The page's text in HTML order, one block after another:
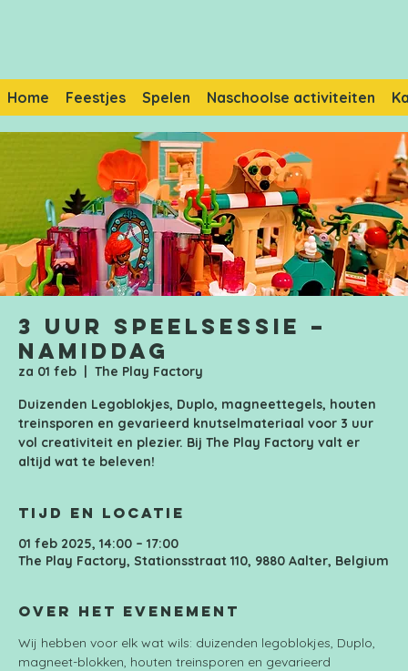
Home Feestjes Spelen Naschoolse activiteiten
3 uur speelsessie –
Namiddag
za 01 feb
  |
The Play Factory
Duizenden Legoblokjes, Duplo, magneettegels, houten
treinsporen en gevarieerd knutselmateriaal voor 3 uur
vol creativiteit en plezier. Bij The Play Factory valt er
altijd wat te beleven!
Tijd en locatie
01 feb 2025, 14:00 – 17:00
The Play Factory, Stationsstraat 110, 9880 Aalter, Belgium
Over het evenement
Wij hebben voor elk wat wils: duizenden legoblokjes, Duplo,
magneet-blokken, houten treinsporen en gevarieerd